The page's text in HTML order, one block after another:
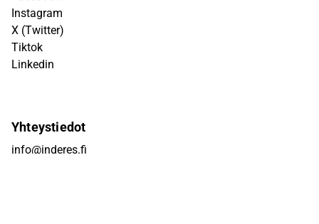
Instagram
X (Twitter)
Tiktok
Linkedin
Yhteystiedot
info@inderes.fi